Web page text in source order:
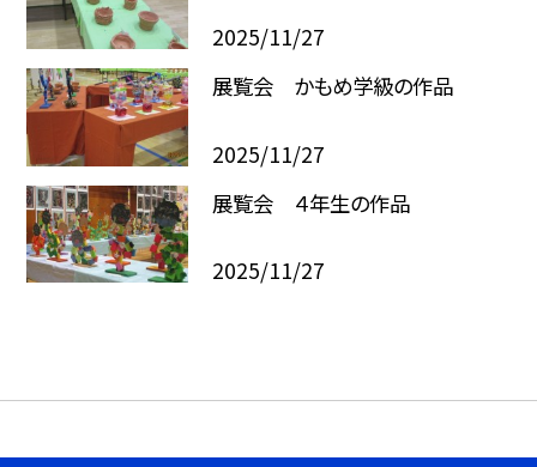
2025/11/27
展覧会 かもめ学級の作品
2025/11/27
展覧会 ４年生の作品
2025/11/27